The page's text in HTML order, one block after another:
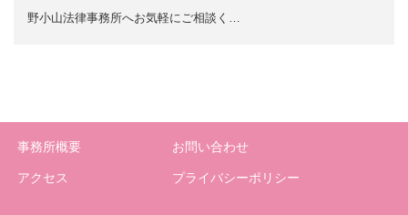
野小山法律事務所へお気軽にご相談く…
事務所概要 お問い合わせ
アクセス プライバシーポリシー